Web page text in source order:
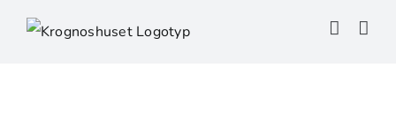
Fortsätt